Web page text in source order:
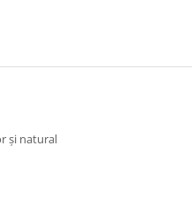
şi natural